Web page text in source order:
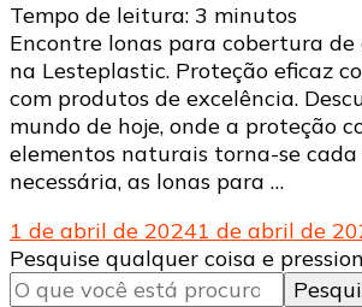
Tempo de leitura: 3 minutos
Encontre lonas para cobertura
na Lesteplastic. Proteção eficaz
com produtos de excelência.
mundo de hoje, onde a proteção
elementos naturais torna-se cada
necessária, as lonas para …
1 de abril de 20241 de abril de
Procurando
algo?
Pesquise qualquer coisa e